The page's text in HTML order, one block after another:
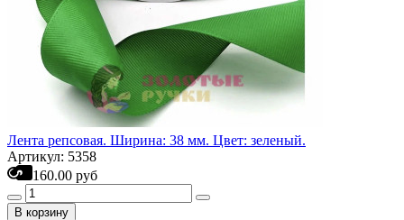
Лента репсовая. Ширина: 38 мм. Цвет: зеленый.
Артикул: 5358
160.00 руб
В корзину